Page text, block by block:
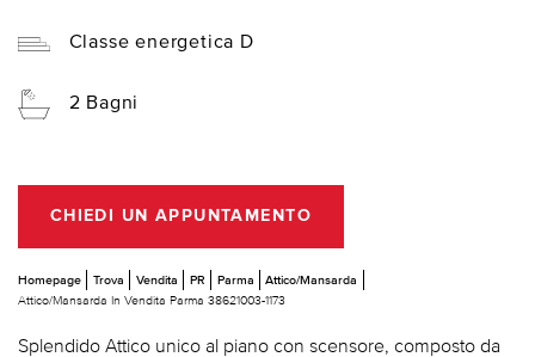
Classe energetica D
2 Bagni
CHIEDI UN APPUNTAMENTO
Homepage Trova Vendita PR Parma
Attico/Mansarda
Attico/Mansarda In Vendita Parma 38621003-1173
Splendido Attico unico al piano con scensore, composto da